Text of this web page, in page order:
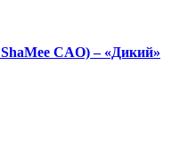
CAO) – «Дикий»